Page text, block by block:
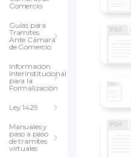
Comercio
Guías para
Tramites
Ante Cámara
de Comercio
Información
Interinstitucional
para la
Formalización
Ley 1429
Manuales y
paso a paso
de tramites
virtuales